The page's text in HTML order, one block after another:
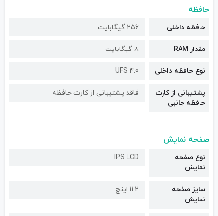
حافظه
حافظه داخلی ۲۵۶ گیگابایت
مقدار RAM ۸ گیگابایت
نوع حافظه داخلی UFS 4.0
پشتیبانی از کارت
حافظه جانبی
فاقد پشتیبانی از کارت حافظه
صفحه نمایش
نوع صفحه
نمایش
IPS LCD
سایز صفحه
نمایش
11.2 اینچ